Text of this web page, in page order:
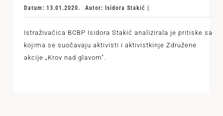
Datum: 13.01.2020. Autor: Isidora Stakić |
Istraživačica BCBP Isidora Stakić analizirala je pritiske sa
kojima se suočavaju aktivisti i aktivistkinje Združene
akcije „Krov nad glavom".